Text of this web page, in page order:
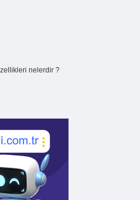
nelerdir ?